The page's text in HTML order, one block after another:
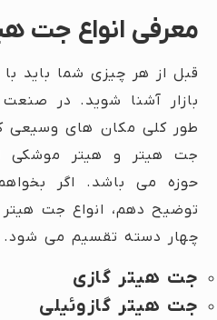
معرفی انواع جت
قبل از هر چیزی شما باید
بازار آشنا شوید. در
طور کلی مکان های وسیعی
جت هیتر و هیتر موشکی
حوزه می باشد. اگر
توضیح دهم، انواع جت
چهار دسته تقسیم می شود.
جت هیتر گازی
جت هیتر گازوئیلی